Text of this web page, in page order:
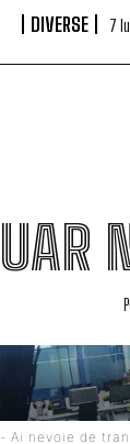
DIVERSE 7
UAR
- Ai nevoie de